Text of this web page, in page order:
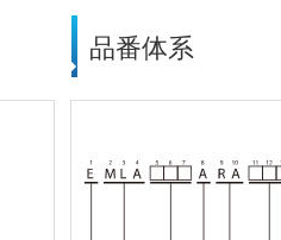
品番体系